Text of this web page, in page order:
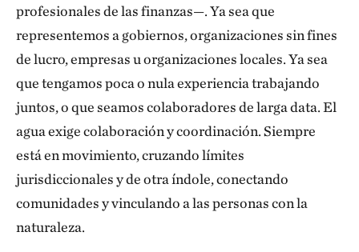
profesionales de las finanzas—. Ya sea que
representemos a gobiernos, organizaciones sin fines
de lucro, empresas u organizaciones locales. Ya sea
que tengamos poca o nula experiencia trabajando
juntos, o que seamos colaboradores de larga data. El
agua exige colaboración y coordinación. Siempre
está en movimiento, cruzando límites
jurisdiccionales y de otra índole, conectando
comunidades y vinculando a las personas con la
naturaleza.